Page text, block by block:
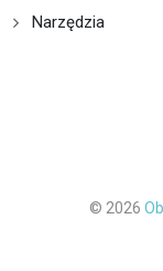
Narzędzia
© 2026